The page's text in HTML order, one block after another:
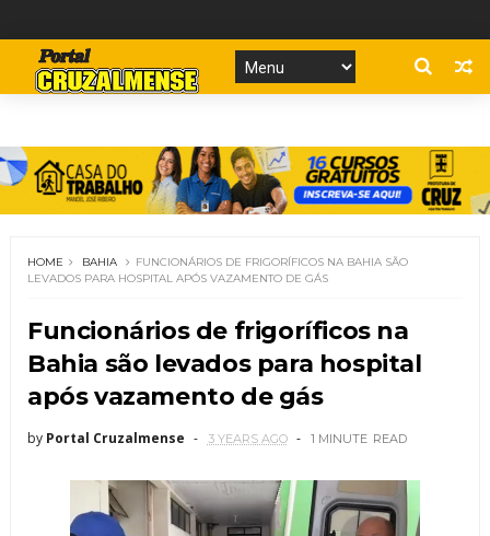
HOME BAHIA
FUNCIONÁRIOS DE FRIGORÍFICOS NA BAHIA SÃO
LEVADOS PARA HOSPITAL APÓS VAZAMENTO DE GÁS
Funcionários de frigoríficos na
Bahia são levados para hospital
após vazamento de gás
by Portal Cruzalmense 3 YEARS AGO 1 MINUTE READ